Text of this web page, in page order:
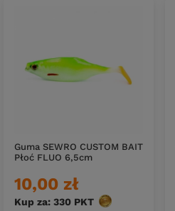
Guma SEWRO CUSTOM BAIT
Płoć FLUO 6,5cm
10,00 zł
Kup za: 330 PKT punktów